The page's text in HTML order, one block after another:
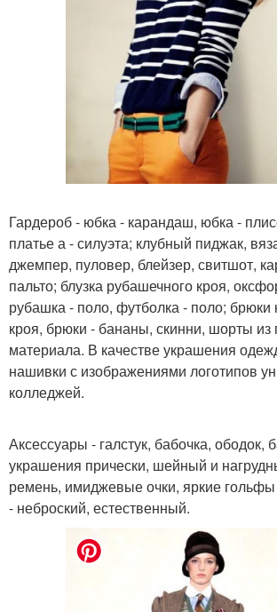
Гардероб - юбка - карандаш, юбка -
платье а - силуэта; клубный пиджак,
джемпер, пуловер, блейзер, свитшот,
пальто; блузка рубашечного кроя,
рубашка - поло, футболка - поло; брюки
кроя, брюки - бананы, скинни, шорты из
материала. В качестве украшения
нашивки с изображениями логотипов
колледжей.
Аксессуары - галстук, бабочка, ободок,
украшения прически, шейный и
ремень, имиджевые очки, яркие
- неброский, естественный.